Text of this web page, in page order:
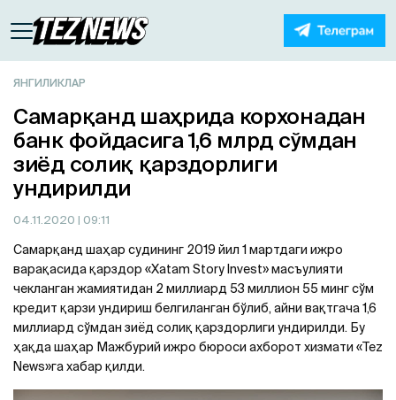
ЯНГИЛИКЛАР
Самарқанд шаҳрида корхонадан
банк фойдасига 1,6 млрд сўмдан
зиёд солиқ қарздорлиги
ундирилди
04.11.2020 | 09:11
Самарқанд шаҳар судининг 2019 йил 1 мартдаги ижро
варақасида қарздор «Xatam Story Invest» масъулияти
чекланган жамиятидан 2 миллиард 53 миллион 55 минг сўм
кредит қарзи ундириш белгиланган бўлиб, айни вақтгача 1,6
миллиард сўмдан зиёд солиқ қарздорлиги ундирилди. Бу
ҳақда шаҳар Мажбурий ижро бюроси ахборот хизмати «Tez
News»га хабар қилди.